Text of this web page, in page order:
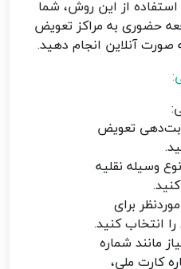
استفاده از این روش، شما
حضوری به مراکز تعویض
صورت آنلاین انجام دهید.
تعویض
وسیله نقلیه
برای
انتخاب کنید.
مانند شماره
کارت ملی،